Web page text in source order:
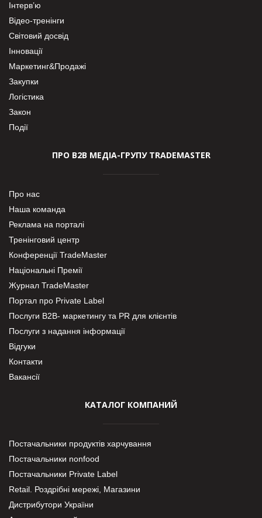
Інтерв’ю
Відео-тренінги
Світовий досвід
Інновації
Маркетинг&Продажі
Закупки
Логістика
Закон
Події
ПРО В2В МЕДІА-ГРУПУ TRADEMASTER
Про нас
Наша команда
Реклама на порталі
Тренінговий центр
Конференції TradeMaster
Національні Премії
Журнал TradeMaster
Портал про Private Label
Послуги В2В- маркетингу та PR для клієнтів
Послуги з надання інформації
Відгуки
Контакти
Вакансії
КАТАЛОГ КОМПАНИЙ
Постачальники продуктів харчування
Постачальники nonfood
Постачальники Private Label
Retail. Роздрібні мережі, Магазини
Дистрибутори України